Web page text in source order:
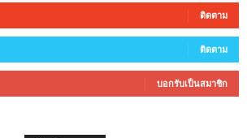
ติดตาม
ติดตาม
บอกรับเป็นสมาชิก